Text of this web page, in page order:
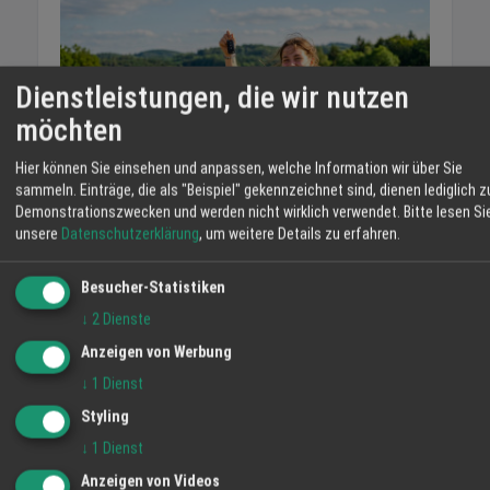
Führerschein mit 17: Der Sommer-Countdown
12.06.2026
News
Dienstleistungen, die wir nutzen
möchten
Hier können Sie einsehen und anpassen, welche Information wir über Sie
sammeln. Einträge, die als "Beispiel" gekennzeichnet sind, dienen lediglich
Demonstrationszwecken und werden nicht wirklich verwendet. Bitte lesen
unsere Datenschutzerklärung, um weitere Details zu erfahren.
Besucher-Statistiken
↓ 2 Dienste
Anzeigen von Werbung
↓ 1 Dienst
Styling
↓ 1 Dienst
Anzeigen von Videos